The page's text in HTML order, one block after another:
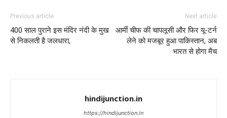
Previous article
400 साल पुराने इस मंदिर नंदी के मुख
से निकलती है जलधारा,
Next article
आर्मी चीफ की चापलूसी और फिर यू-टर्न
लेने को मजबूर हुआ पाकिस्तान, अब
भारत से होगा मैच
hindijunction.in
https://hindijunction.in